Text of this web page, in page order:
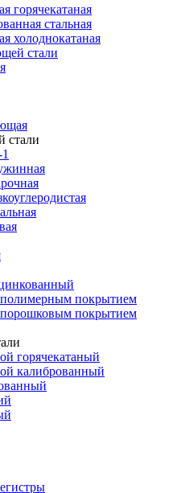
горячекатаная
стальная
холоднокатаная
стали
стали
покрытием
покрытием
горячекатаный
калиброванный